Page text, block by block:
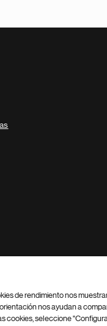
de rendimiento nos
nos ayudan a
cookies, seleccione